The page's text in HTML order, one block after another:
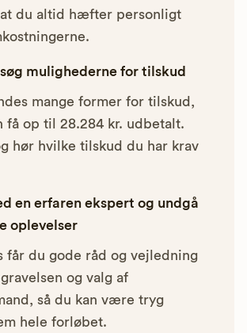
at du altid hæfter personligt
mulighederne for tilskud
mange former for tilskud,
få op til 28.284 kr. udbetalt.
hør hvilke tilskud du har krav
en erfaren ekspert og undgå
oplevelser
får du gode råd og vejledning
og valg af
så du kan være tryg
hele forløbet.